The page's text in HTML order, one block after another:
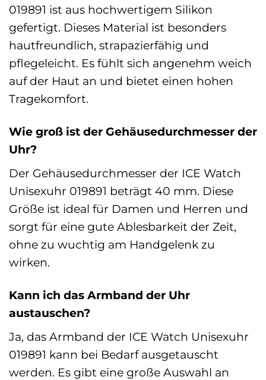
019891 ist aus hochwertigem Silikon
gefertigt. Dieses Material ist besonders
hautfreundlich, strapazierfähig und
pflegeleicht. Es fühlt sich angenehm weich
auf der Haut an und bietet einen hohen
Tragekomfort.
Wie groß ist der Gehäusedurchmesser der
Uhr?
Der Gehäusedurchmesser der ICE Watch
Unisexuhr 019891 beträgt 40 mm. Diese
Größe ist ideal für Damen und Herren und
sorgt für eine gute Ablesbarkeit der Zeit,
ohne zu wuchtig am Handgelenk zu
wirken.
Kann ich das Armband der Uhr
austauschen?
Ja, das Armband der ICE Watch Unisexuhr
019891 kann bei Bedarf ausgetauscht
werden. Es gibt eine große Auswahl an